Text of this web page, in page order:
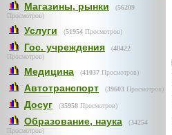
Магазины, рынки (56209
Просмотров)
Услуги (51954 Просмотров)
Гос. учреждения (48422
Просмотров)
Медицина (41037 Просмотров)
Автотранспорт (39603 Просмотров)
Досуг (35958 Просмотров)
Образование, наука (34254
Просмотров)